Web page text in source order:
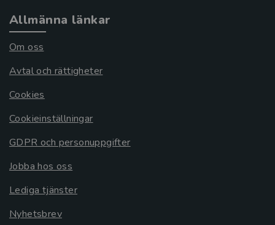
Allmänna länkar
Om oss
Avtal och rättigheter
Cookies
Cookieinställningar
GDPR och personuppgifter
Jobba hos oss
Lediga tjänster
Nyhetsbrev